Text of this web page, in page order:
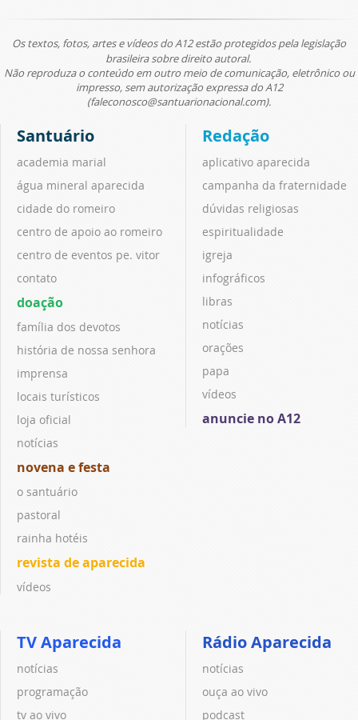
Os textos, fotos, artes e vídeos do A12 estão protegidos pela legislação
brasileira sobre direito autoral.
Não reproduza o conteúdo em outro meio de comunicação, eletrônico ou
impresso, sem autorização expressa do A12
(faleconosco@santuarionacional.com).
Santuário
academia marial
água mineral aparecida
cidade do romeiro
centro de apoio ao romeiro
centro de eventos pe. vitor
contato
doação
família dos devotos
história de nossa senhora
imprensa
locais turísticos
loja oficial
notícias
novena e festa
o santuário
pastoral
rainha hotéis
revista de aparecida
vídeos
Redação
aplicativo aparecida
campanha da fraternidade
dúvidas religiosas
espiritualidade
igreja
infográficos
libras
notícias
orações
papa
vídeos
anuncie no A12
TV Aparecida
notícias
programação
tv ao vivo
Rádio Aparecida
notícias
ouça ao vivo
podcast